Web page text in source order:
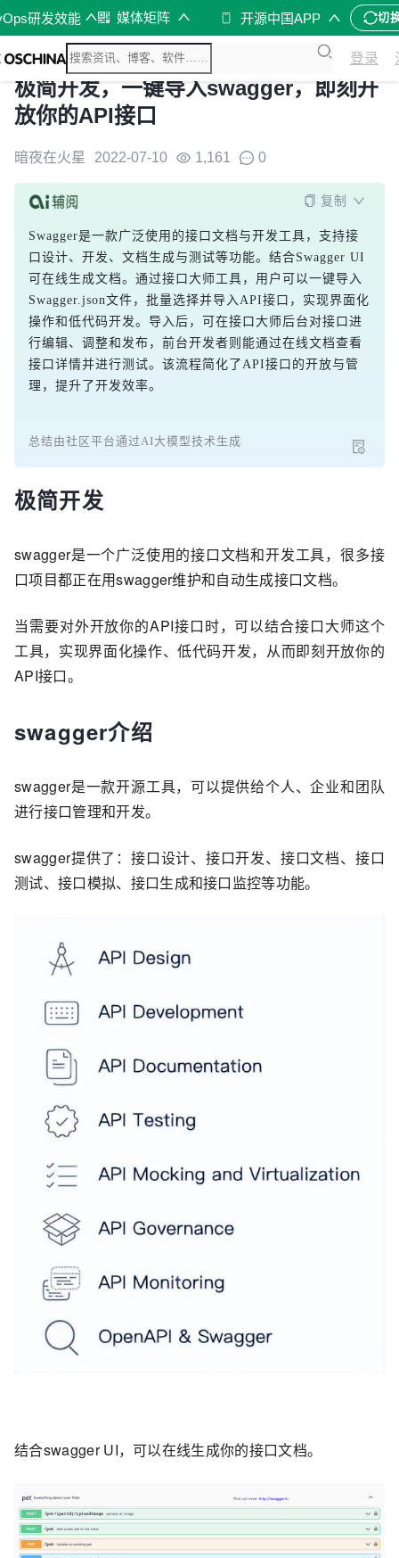
研发效能 媒体矩阵 开源中国APP 切
登录
极简开发，一键导入swagger，即刻开
放你的API接口
暗夜在火星 2022-07-10 1,161 0
复制
Swagger是一款广泛使用的接口文档与开发工具，支持接
口设计、开发、文档生成与测试等功能。结合Swagger UI
可在线生成文档。通过接口大师工具，用户可以一键导入
Swagger.json文件，批量选择并导入API接口，实现界面化
操作和低代码开发。导入后，可在接口大师后台对接口进
行编辑、调整和发布，前台开发者则能通过在线文档查看
接口详情并进行测试。该流程简化了API接口的开放与管
理，提升了开发效率。
总结由社区平台通过AI大模型技术生成
极简开发
swagger是一个广泛使用的接口文档和开发工具，很多接
口项目都正在用swagger维护和自动生成接口文档。
当需要对外开放你的API接口时，可以结合接口大师这个
工具，实现界面化操作、低代码开发，从而即刻开放你的
API接口。
swagger介绍
swagger是一款开源工具，可以提供给个人、企业和团队
进行接口管理和开发。
swagger提供了：接口设计、接口开发、接口文档、接口
测试、接口模拟、接口生成和接口监控等功能。
结合swagger UI，可以在线生成你的接口文档。